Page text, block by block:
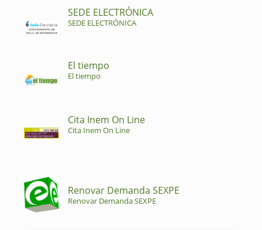
SEDE ELECTRÓNICA
SEDE ELECTRÓNICA
El tiempo
El tiempo
Cita Inem On Line
Cita Inem On Line
Renovar Demanda SEXPE
Renovar Demanda SEXPE